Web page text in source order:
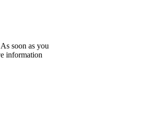
soon as you
information